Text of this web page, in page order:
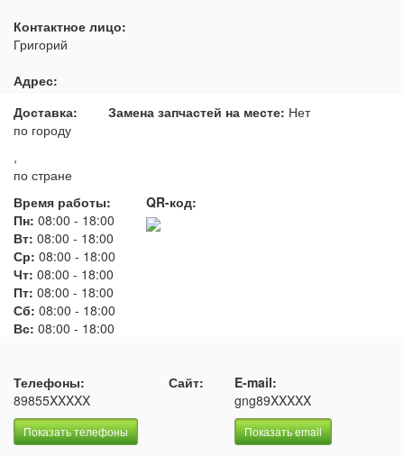
Контактное лицо:
Григорий
Адрес:
Доставка:
по городу
,
по стране
Замена запчастей на месте: Нет
Время работы:
Пн: 08:00 - 18:00
Вт: 08:00 - 18:00
Ср: 08:00 - 18:00
Чт: 08:00 - 18:00
Пт: 08:00 - 18:00
Сб: 08:00 - 18:00
Вс: 08:00 - 18:00
QR-код:
Телефоны:
89855XXXXX
Показать телефоны
Сайт:
E-mail:
gng89XXXXX
Показать email